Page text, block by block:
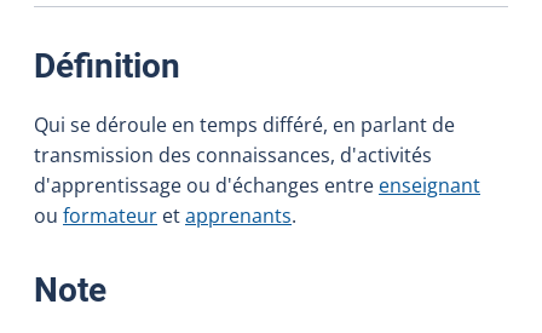
Définition
Qui se déroule en temps différé, en parlant de
transmission des connaissances, d'activités
d'apprentissage ou d'échanges entre enseignant
ou formateur etapprenants.
Note: